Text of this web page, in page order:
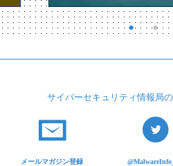
サイバーセキュリティ情報局
メールマガジン登録